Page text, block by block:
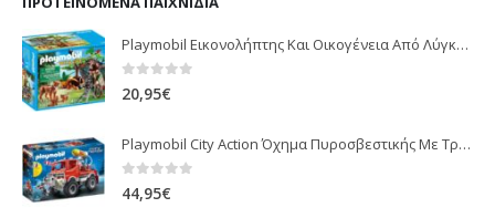
Playmobil Εικονολήπτης Και Οικογένεια Από Λύγκες 5561
0 out of 5
20,95€
Playmobil City Action Όχημα Πυροσβεστικής Με Τροχαλία Ρυμούλκησης 9466
0 out of 5
44,95€